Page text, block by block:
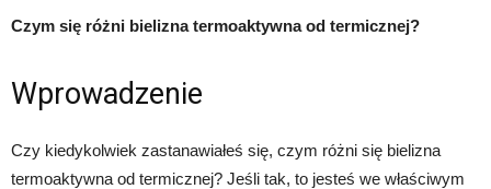
Czym się różni bielizna termoaktywna od termicznej?
Wprowadzenie
Czy kiedykolwiek zastanawiałeś się, czym różni się bielizna
termoaktywna od termicznej? Jeśli tak, to jesteś we właściwym